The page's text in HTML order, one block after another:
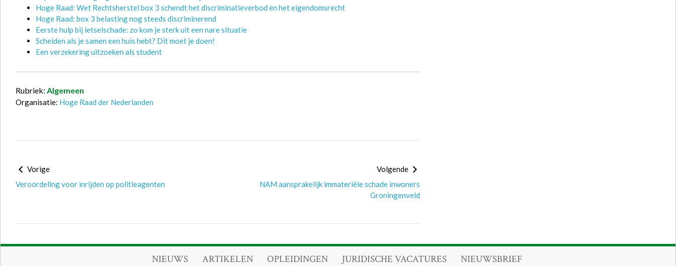
Hoge Raad: Wet Rechtsherstel box 3 schendt het discriminatieverbod en het eigendomsrecht
Hoge Raad: box 3 belasting nog steeds discriminerend
Eerste hulp bij letselschade: zo kom je sterk uit een nare situatie
Scheiden als je samen een huis hebt? Dit moet je doen!
Een verzekering uitzoeken als student
Rubriek: Algemeen
Organisatie: Hoge Raad der Nederlanden
Vorige
Veroordeling voor inrijden op politieagenten
Volgende
NAM aansprakelijk immateriële schade inwoners
Groningenveld
NIEUWS ARTIKELEN OPLEIDINGEN JURIDISCHE VACATURES NIEUWSBRIEF